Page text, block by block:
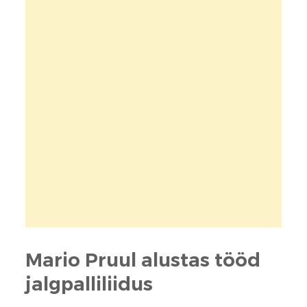
Mario Pruul alustas tööd
jalgpalliliidus